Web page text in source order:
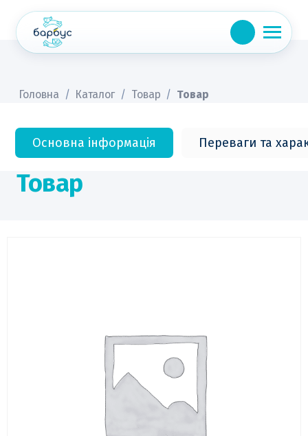
content
Головна / Каталог / Товар / Товар
Основна інформація Переваги та
Товар